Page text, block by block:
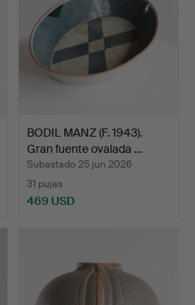
BODIL MANZ (F. 1943).
Gran fuente ovalada …
Subastado 25 jun 2026
31 pujas
469 USD